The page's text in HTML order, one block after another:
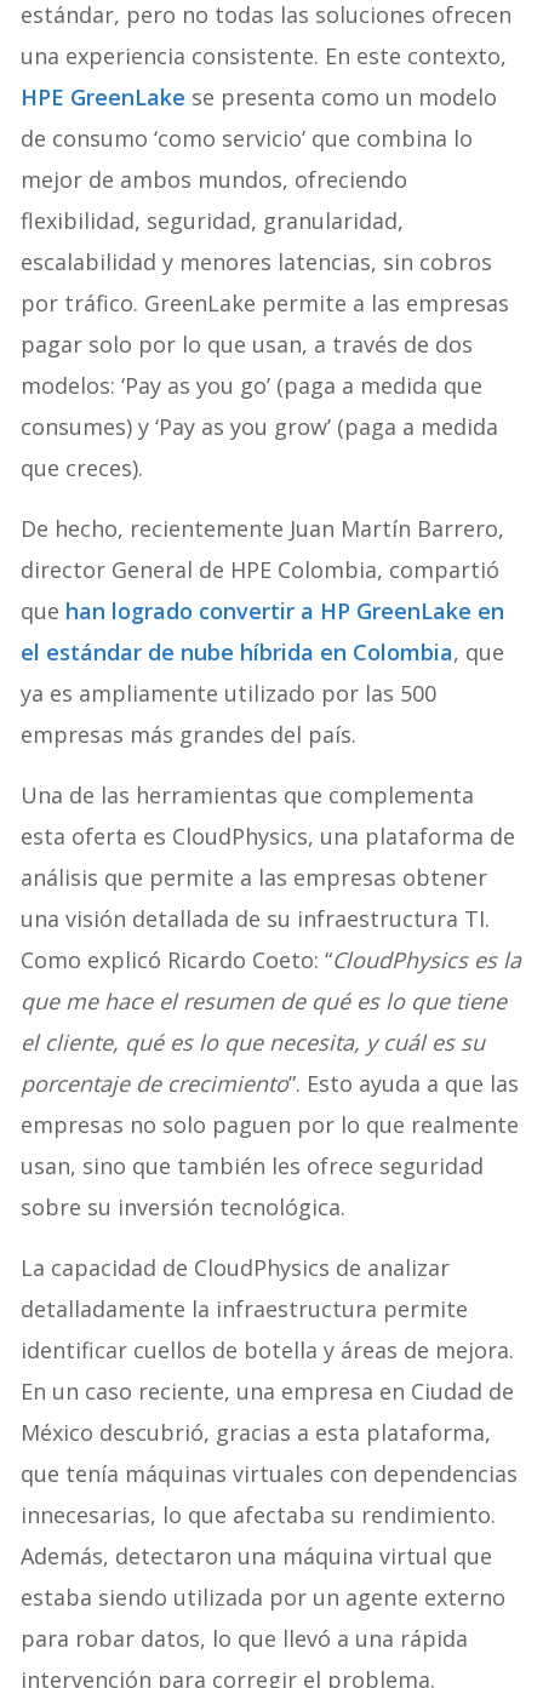
estándar, pero no todas las soluciones ofrecen
una experiencia consistente. En este contexto,
HPE GreenLake se presenta como un modelo
de consumo ‘como servicio’ que combina lo
mejor de ambos mundos, ofreciendo
flexibilidad, seguridad, granularidad,
escalabilidad y menores latencias, sin cobros
por tráfico. GreenLake permite a las empresas
pagar solo por lo que usan, a través de dos
modelos: ‘Pay as you go’ (paga a medida que
consumes) y ‘Pay as you grow’ (paga a medida
que creces).
De hecho, recientemente Juan Martín Barrero,
director General de HPE Colombia, compartió
que han logrado convertir a HP GreenLake en
el estándar de nube híbrida en Colombia, que
ya es ampliamente utilizado por las 500
empresas más grandes del país.
Una de las herramientas que complementa
esta oferta es CloudPhysics, una plataforma de
análisis que permite a las empresas obtener
una visión detallada de su infraestructura TI.
Como explicó Ricardo Coeto: “CloudPhysics es la
que me hace el resumen de qué es lo que tiene
el cliente, qué es lo que necesita, y cuál es su
porcentaje de crecimiento”. Esto ayuda a que las
empresas no solo paguen por lo que realmente
usan, sino que también les ofrece seguridad
sobre su inversión tecnológica.
La capacidad de CloudPhysics de analizar
detalladamente la infraestructura permite
identificar cuellos de botella y áreas de mejora.
En un caso reciente, una empresa en Ciudad de
México descubrió, gracias a esta plataforma,
que tenía máquinas virtuales con dependencias
innecesarias, lo que afectaba su rendimiento.
Además, detectaron una máquina virtual que
estaba siendo utilizada por un agente externo
para robar datos, lo que llevó a una rápida
intervención para corregir el problema.